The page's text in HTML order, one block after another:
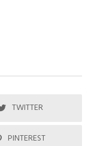
TWITTER
PINTEREST